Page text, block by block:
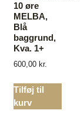
10 øre
MELBA,
Blå
baggrund,
Kva. 1+
600,00 kr.
Tilføj til
kurv